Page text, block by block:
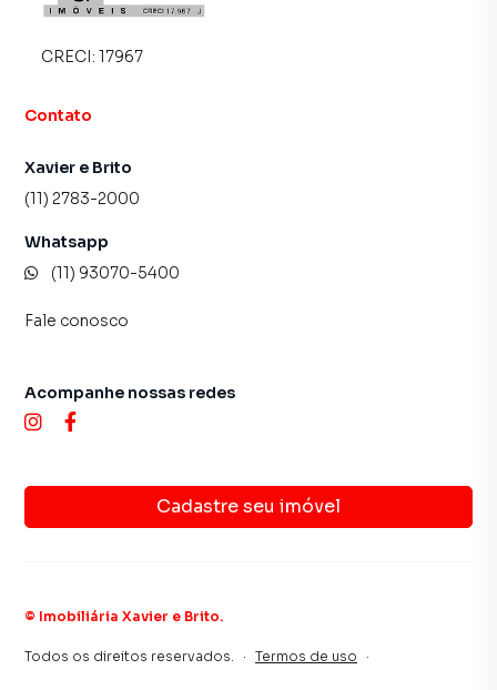
CRECI: 17967
Contato
Xavier e Brito
(11) 2783-2000
Whatsapp
(11) 93070-5400
Fale conosco
Cadastre seu imóvel
Acompanhe nossas redes
© Imobiliária Xavier e Brito.
Todos os direitos reservados. · Termos de uso ·